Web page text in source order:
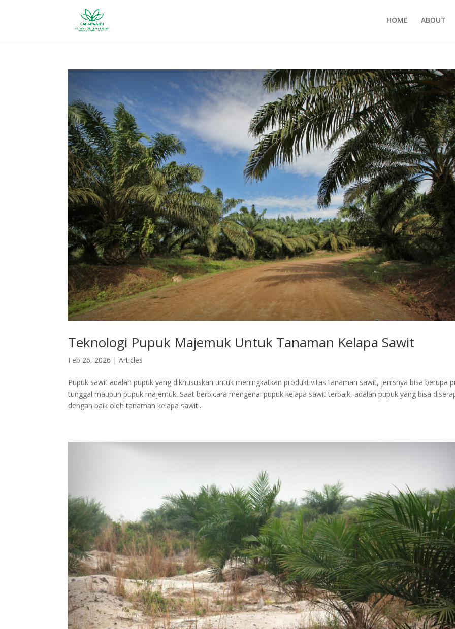
HOME ABOUT
Teknologi Pupuk Majemuk Untuk Tanaman Kelapa Sawit
Feb 26, 2026 |Articles
Pupuk sawit adalah pupuk yang dikhususkan untuk meningkatkan produktivitas tanaman sawit, jenisnya bisa berupa
tunggal maupun pupuk majemuk. Saat berbicara mengenai pupuk kelapa sawit terbaik, adalah pupuk yang bisa
dengan baik oleh tanaman kelapa sawit...